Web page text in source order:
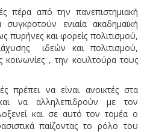
πέρα από την πανεπιστημιακή
ενιαία ακαδημαϊκή
πυρήνες και φορείς πολιτισμού,
ιδεών και πολιτισμού,
κοινωνίες , την κουλτούρα τους
πρέπει να είναι ανοικτές στα
να αλληλεπιδρούν με τον
και σε αυτό τον τομέα ο
παίζοντας το ρόλο του